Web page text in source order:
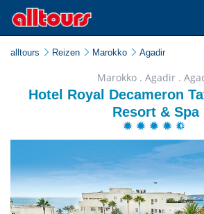
alltours Reizen Marokko Agadir
Marokko . Agadir .
Hotel Royal Decameron
Resort & Spa